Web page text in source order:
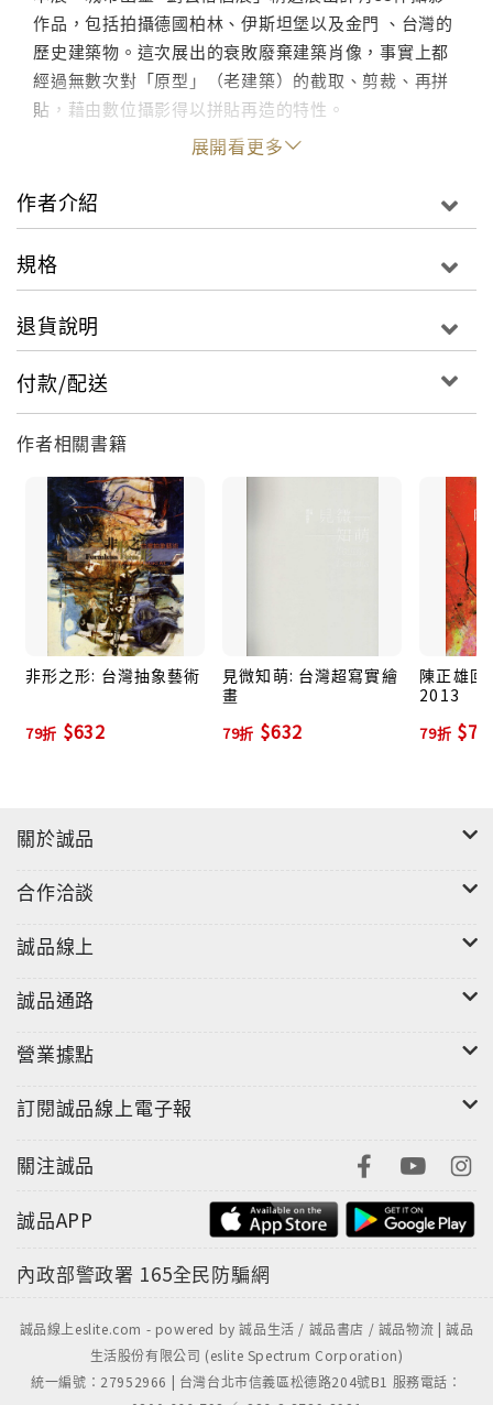
作品，包括拍攝德國柏林、伊斯坦堡以及金門 、台灣的
歷史建築物。這次展出的衰敗廢棄建築肖像，事實上都
經過無數次對「原型」（老建築）的截取、剪裁、再拼
貼，藉由數位攝影得以拼貼再造的特性。
展開看更多
作者介紹
規格
退貨說明
付款/配送
作者相關書籍
非形之形: 台灣抽象藝術
79折 $632
見微知萌: 台灣超寫實繪
畫
79折 $632
陳正雄
2013
79折
關於誠品
合作洽談
誠品線上
誠品通路
營業據點
訂閱誠品線上電子報
關注誠品
誠品APP
內政部警政署 165全民防騙網
誠品線上eslite.com - powered by 誠品生活 / 誠品書店 / 誠品物流 | 誠品
生活股份有限公司 (eslite Spectrum Corporation)
統一編號：27952966 | 台灣台北市信義區松德路204號B1 服務電話：